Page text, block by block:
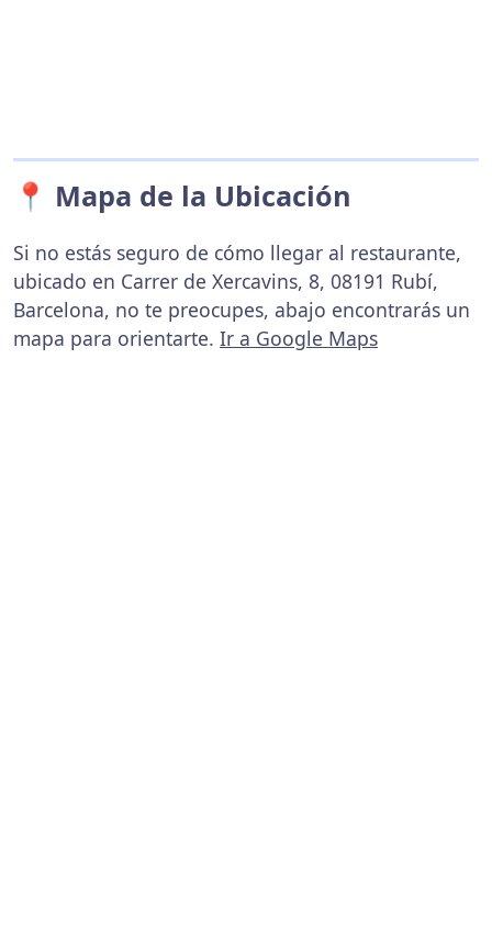
📍 Mapa de la Ubicación
Si no estás seguro de cómo llegar al restaurante,
ubicado en Carrer de Xercavins, 8, 08191 Rubí,
Barcelona, no te preocupes, abajo encontrarás un
mapa para orientarte. Ir a Google Maps